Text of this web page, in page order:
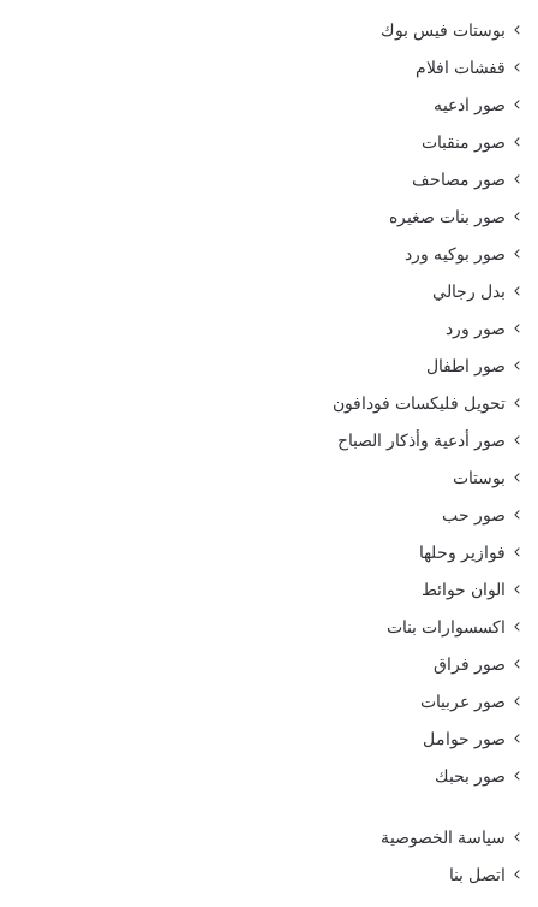
بوستات فيس بوك
قفشات افلام
صور ادعيه
صور منقبات
صور مصاحف
صور بنات صغيره
صور بوكيه ورد
بدل رجالي
صور ورد
صور اطفال
تحويل فليكسات فودافون
صور أدعية وأذكار الصباح
بوستات
صور حب
فوازير وحلها
الوان حوائط
اكسسوارات بنات
صور فراق
صور عربيات
صور حوامل
صور بحبك
سياسة الخصوصية
اتصل بنا